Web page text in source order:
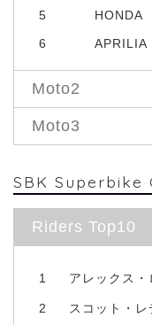
5 HONDA
6
APRILIA
Moto2
Moto3
SBK Superbike
Riders Top10
1 アレックス
2 スコット・